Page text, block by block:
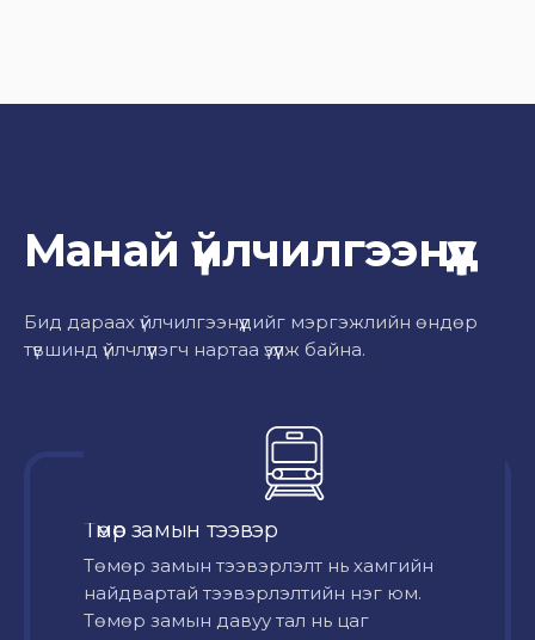
Манай үйлчилгээнүүд
Бид дараах үйлчилгээнүүдийг мэргэжлийн өндөр
түвшинд үйлчлүүлэгч нартаа үзүүлж байна.
Төмөр замын тээвэр
Төмөр замын тээвэрлэлт нь хамгийн
найдвартай тээвэрлэлтийн нэг юм.
Төмөр замын давуу тал нь цаг